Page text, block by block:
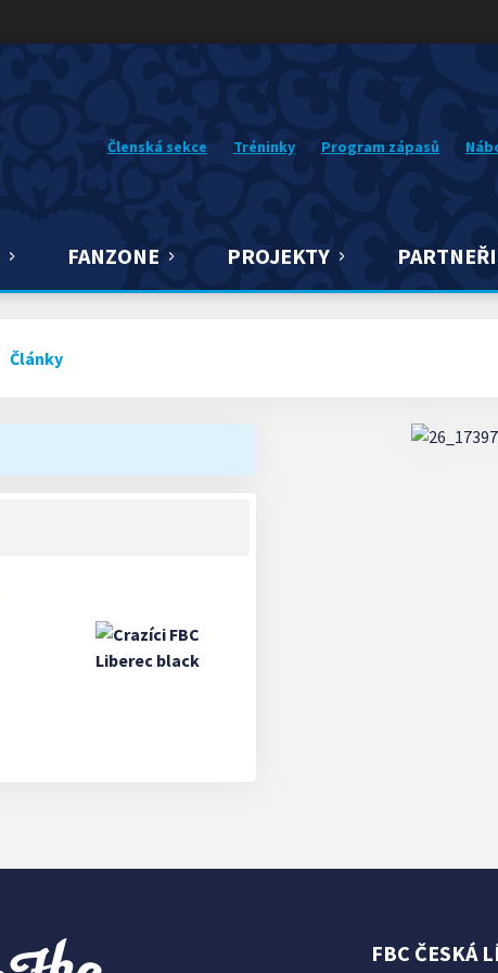
Členská sekce Tréninky Program zápasů
FANZONE PROJEKTY PARTNEŘI
Články
FBC ČESKÁ